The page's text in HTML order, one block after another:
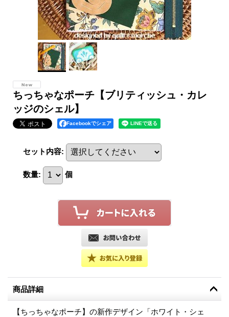
ちっちゃなポーチ【ブリティッシュ・カレ
ッジのシェル】
Facebookでシェア
セット内容:
数量: 個
商品詳細
【ちっちゃなポーチ】の新作デザイン「ホワイト・シェ